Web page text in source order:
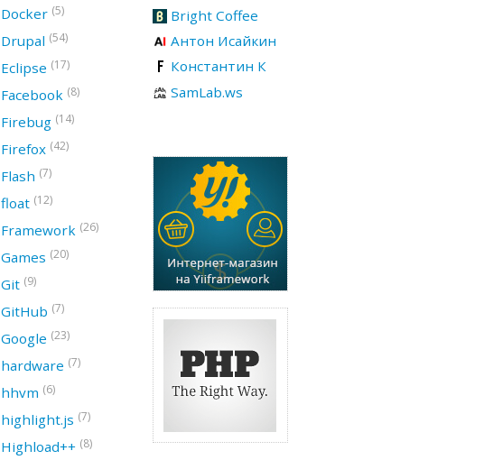
Bright Coffee
Антон Исайкин
Константин К
SamLab.ws
Docker (5)
Drupal (54)
Eclipse (17)
Facebook (8)
Firebug (14)
Firefox (42)
Flash (7)
float (12)
Framework (26)
Games (20)
Git (9)
GitHub (7)
Google (23)
hardware (7)
hhvm (6)
highlight.js (7)
Highload++ (8)